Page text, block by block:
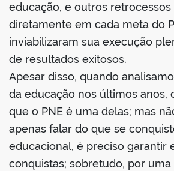
educação, e outros
diretamente em cada meta do
inviabilizaram sua execução
de resultados exitosos.
Apesar disso, quando
da educação nos últimos anos,
que o PNE é uma delas; mas
apenas falar do que se
educacional, é preciso garantir
conquistas; sobretudo, por uma